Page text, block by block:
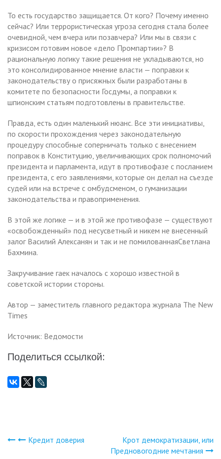
То есть государство защищается. От кого? Почему именно
сейчас? Или террористическая угроза сегодня стала более
очевидной, чем вчера или позавчера? Или мы в связи с
кризисом готовим новое «дело Промпартии»? В
рациональную логику такие решения не укладываются, но
это консолидированное мнение власти — поправки к
законодательству о присяжных были разработаны в
комитете по безопасности Госдумы, а поправки к
шпионским статьям подготовлены в правительстве.
Правда, есть один маленький нюанс. Все эти инициативы,
по скорости прохождения через законодательную
процедуру способные соперничать только с внесением
поправок в Конституцию, увеличивающих срок полномочий
президента и парламента, идут в противофазе с посланием
президента, с его заявлениями, которые он делал на съезде
судей или на встрече с омбудсменом, о гуманизации
законодательства и правоприменения.
В этой же логике — и в этой же противофазе — существуют
«освобожденный» под несусветный и никем не внесенный
залог Василий Алексанян и так и не помилованнаяСветлана
Бахмина.
Закручивание гаек началось с хорошо известной в
советской истории стороны.
Автор — заместитель главного редактора журнала The New
Times
Источник: Ведомости
Поделиться ссылкой:
Навигация
Кредит доверия
Крот демократизации, или
Предновогодние мечтания